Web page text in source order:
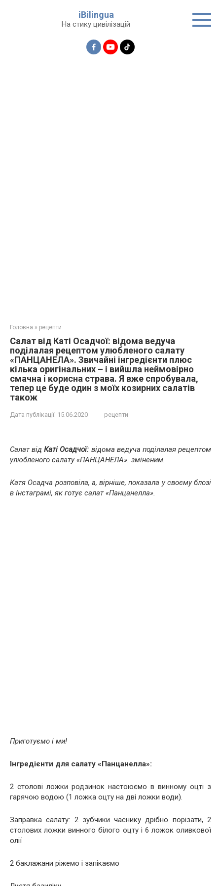
iBilingua
На стику цивілізацій
Головна » рецепти
Салат від Каті Осадчої: відома ведуча
поділалая рецептом улюбленого салату
«ПАНЦАНЕЛА». Звичайні інгредієнти плюс
кілька оригінальних – і вийшла неймовірно
смачна і корисна страва. Я вже спробувала,
тепер це буде один з моїх козирних салатів
також
Дата публікації: 15.06.2020 рецепти
Салат відКаті Осадчої: відома ведуча поділалая рецептом
улюбленого салату «ПАНЦАНЕЛА». зміненим.
Катя Осадча розповіла, а, вірніше, показала у своєму блозі
в Інстаграмі, як готує салат «Панцанелла».
Приготуємо і ми!
Інгредієнти для салату «Панцанелла»:
2 столові ложки родзинок настоюємо в винному оцті з
гарячою водою (1 ложка оцту на дві ложки води).
Заправка салату: 2 зубчики часнику дрібно порізати, 2
столових ложки винного білого оцту і 6 ложок оливкової
олії
2 баклажани ріжемо і запікаємо